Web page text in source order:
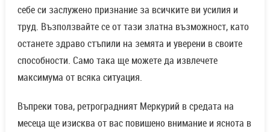
себе си заслужено признание за всичките ви усилия и
труд. Възползвайте се от тази златна възможност, като
останете здраво стъпили на земята и уверени в своите
способности. Само така ще можете да извлечете
максимума от всяка ситуация.
Въпреки това, ретроградният Меркурий в средата на
месеца ще изисква от вас повишено внимание и яснота в